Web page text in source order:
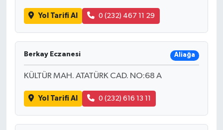
Yol Tarifi Al 0 (232) 467 11 29
Berkay Eczanesi Aliağa
KÜLTÜR MAH. ATATÜRK CAD. NO:68 A
Yol Tarifi Al 0 (232) 616 13 11